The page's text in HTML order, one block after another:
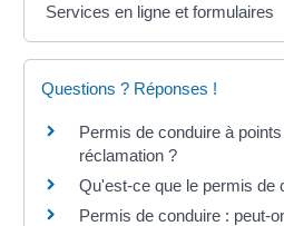
Services en ligne et formulaires
Questions ? Réponses !
Permis de conduire à
réclamation ?
Qu'est-ce que le permis de
Permis de conduire : peut-